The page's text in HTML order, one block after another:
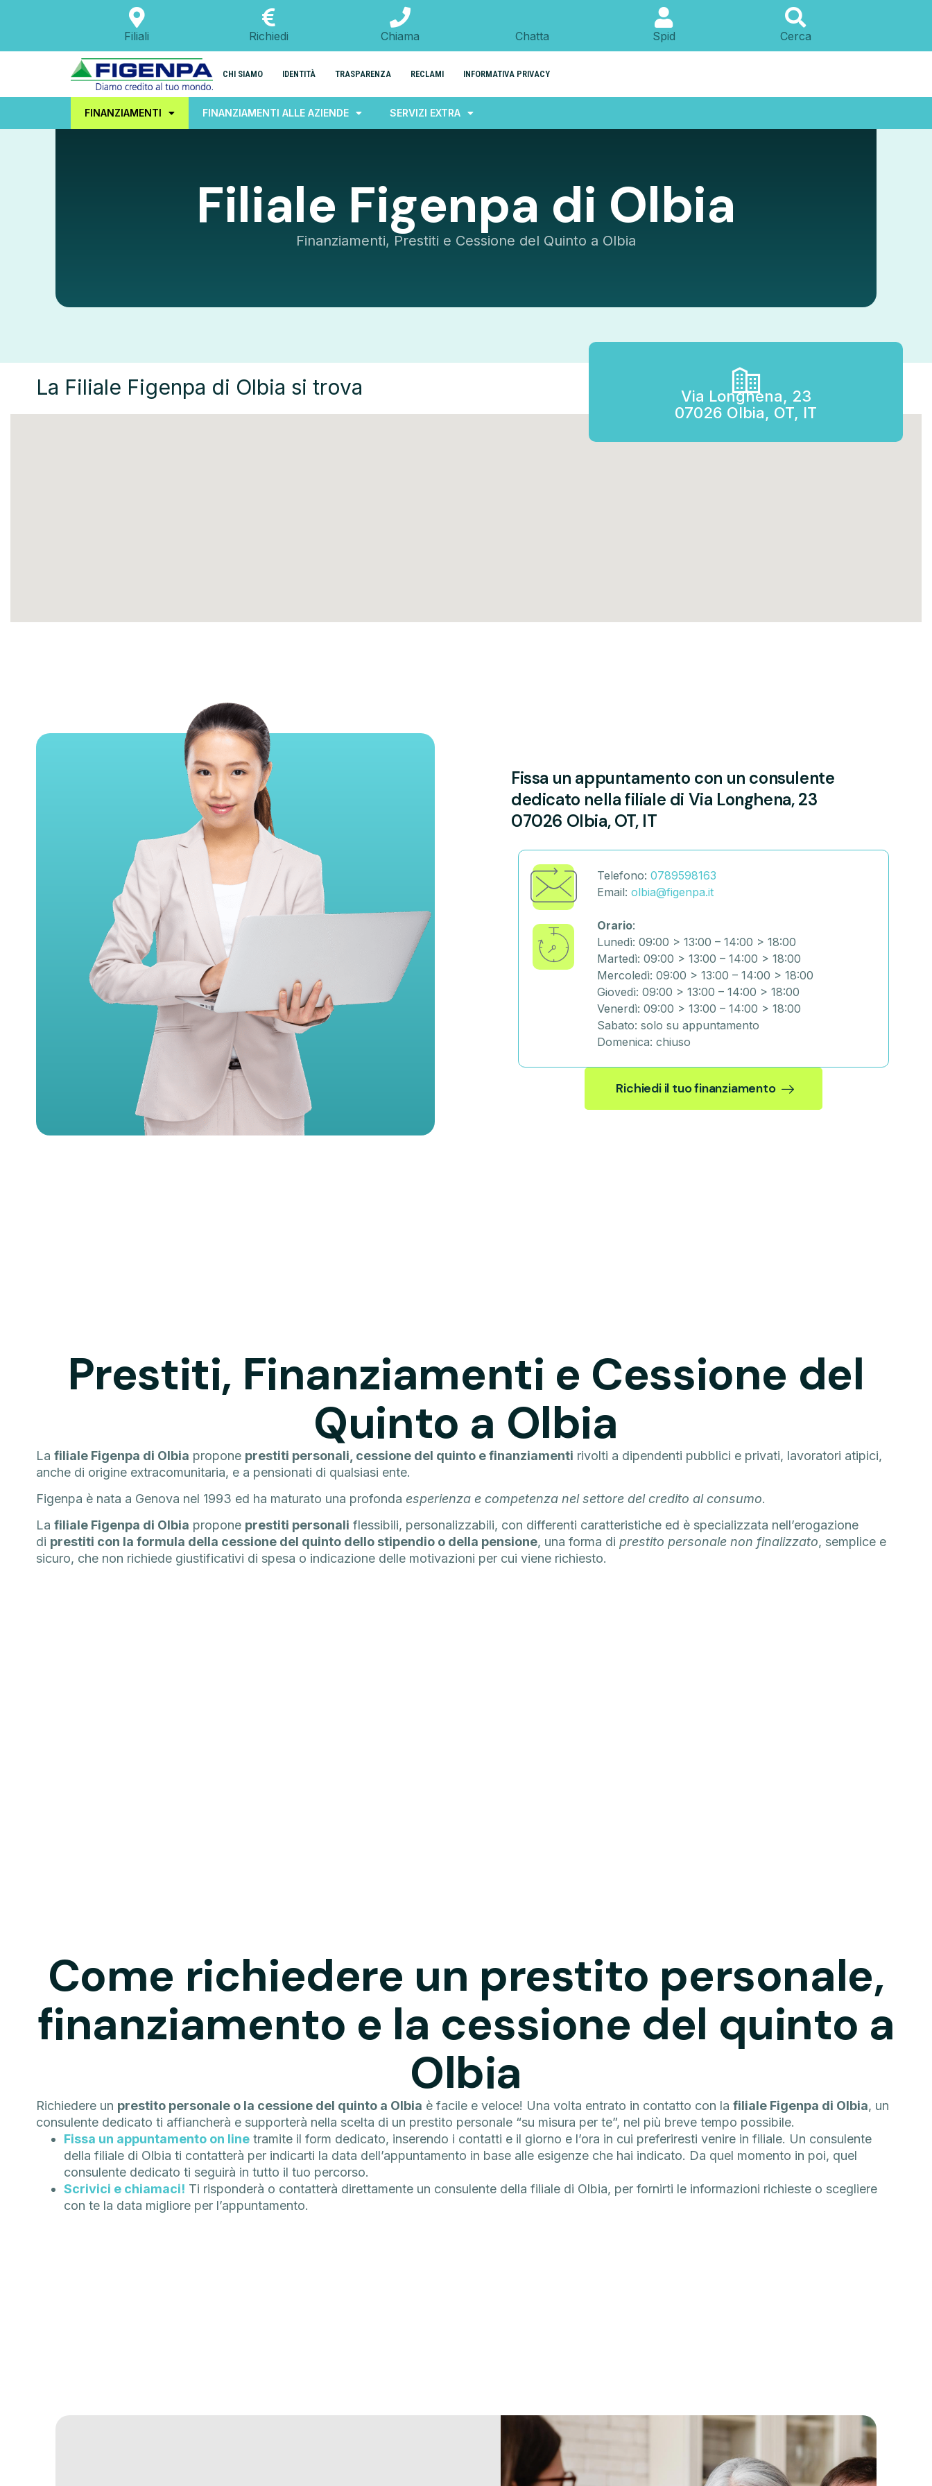
Filiali Richiedi Chiama Chatta Spid Cerca
CHI SIAMO IDENTITÀ TRASPARENZA RECLAMI INFORMATIVA PRIVACY
FINANZIAMENTI FINANZIAMENTI ALLE AZIENDE SERVIZI EXTRA
Filiale Figenpa di Olbia
Finanziamenti, Prestiti e Cessione del Quinto a Olbia
La Filiale Figenpa di Olbia si trova
Via Longhena, 23
07026 Olbia, OT, IT
Fissa un appuntamento con un consulente
dedicato nella filiale di Via Longhena, 23
07026 Olbia, OT, IT
Telefono: 0789598163
Email: olbia@figenpa.it
Orario:
Lunedì: 09:00 > 13:00 – 14:00 > 18:00
Martedì: 09:00 > 13:00 – 14:00 > 18:00
Mercoledì: 09:00 > 13:00 – 14:00 > 18:00
Giovedì: 09:00 > 13:00 – 14:00 > 18:00
Venerdì: 09:00 > 13:00 – 14:00 > 18:00
Sabato: solo su appuntamento
Domenica: chiuso
Richiedi il tuo finanziamento
Prestiti, Finanziamenti e Cessione del
Quinto a Olbia
La filiale Figenpa di Olbia propone prestiti personali, cessione del quinto e finanziamenti rivolti a dipendenti pubblici e privati, lavoratori atipici,
anche di origine extracomunitaria, e a pensionati di qualsiasi ente.
Figenpa è nata a Genova nel 1993 ed ha maturato una profonda esperienza e competenza nel settore del credito al consumo.
La filiale Figenpa di Olbia propone prestiti personali flessibili, personalizzabili, con differenti caratteristiche ed è specializzata nell’erogazione
di prestiti con la formula della cessione del quinto dello stipendio o della pensione, una forma di prestito personale non finalizzato, semplice e
sicuro, che non richiede giustificativi di spesa o indicazione delle motivazioni per cui viene richiesto.
Come richiedere un prestito personale,
finanziamento e la cessione del quinto a
Olbia
Richiedere un prestito personale o la cessione del quinto a Olbia è facile e veloce! Una volta entrato in contatto con la filiale Figenpa di Olbia, un
consulente dedicato ti affiancherà e supporterà nella scelta di un prestito personale “su misura per te”, nel più breve tempo possibile.
Fissa un appuntamento on line tramite il form dedicato, inserendo i contatti e il giorno e l’ora in cui preferiresti venire in filiale. Un consulente
della filiale di Olbia ti contatterà per indicarti la data dell’appuntamento in base alle esigenze che hai indicato. Da quel momento in poi, quel
consulente dedicato ti seguirà in tutto il tuo percorso.
Scrivici e chiamaci! Ti risponderà o contatterà direttamente un consulente della filiale di Olbia, per fornirti le informazioni richieste o scegliere
con te la data migliore per l’appuntamento.